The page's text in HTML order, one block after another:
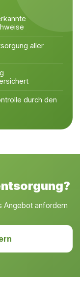
aller
durch den
Angebot anfordern